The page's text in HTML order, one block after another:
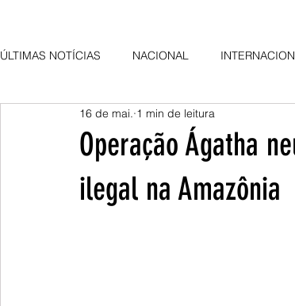
ÚLTIMAS NOTÍCIAS NACIONAL
AGRO NEWS DESTAQUE
Operação Ágatha
ilegal na Amazônia
16 de mai. 1 min de leitura